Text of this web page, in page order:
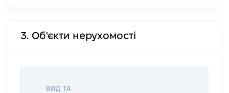
3. Об'єкти нерухомості
ВИД ТА